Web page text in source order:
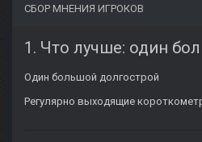
СБОР МНЕНИЯ ИГРОКОВ
1. Что лучше: один
Один большой долгострой
Регулярно выходящие